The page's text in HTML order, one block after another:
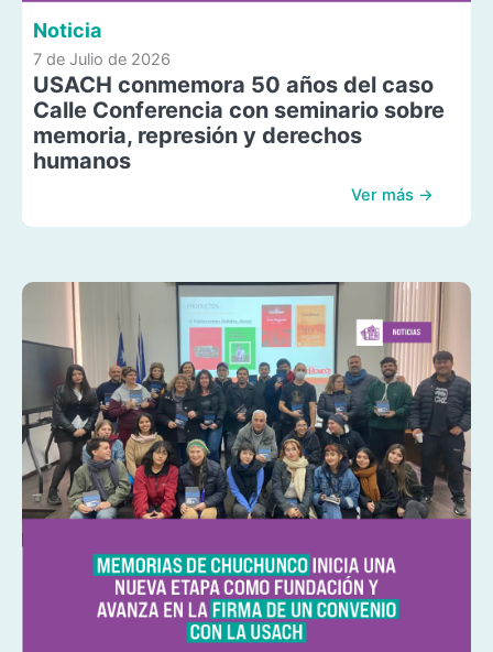
Noticia
7 de Julio de 2026
USACH conmemora 50 años del caso
Calle Conferencia con seminario sobre
memoria, represión y derechos
humanos
Ver más →